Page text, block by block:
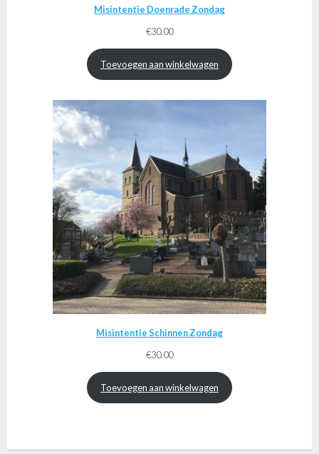
Misintentie Doenrade Zondag
€30.00
Toevoegen aan winkelwagen
Misintentie Schinnen Zondag
€30.00
Toevoegen aan winkelwagen